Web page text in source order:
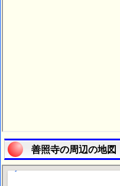
善照寺の周辺の地図